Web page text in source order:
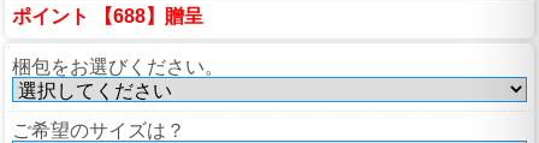
ポイント 【688】贈呈
梱包をお選びください。
ご希望のサイズは？